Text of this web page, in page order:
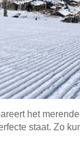
het
staat. Zo